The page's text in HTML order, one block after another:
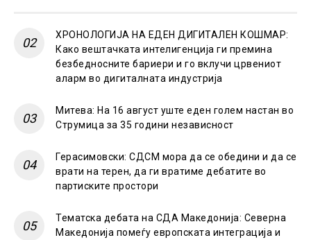
ХРОНОЛОГИЈА НА ЕДЕН ДИГИТАЛЕН КОШМАР:
Како вештачката интелигенција ги премина
безбедносните бариери и го вклучи црвениот
аларм во дигиталната индустрија
Митева: На 16 август уште еден голем настан во
Струмица за 35 години независност
Герасимовски: СДСМ мора да се обедини и да се
врати на терен, да ги вратиме дебатите во
партиските простори
Тематска дебата на СДА Македонија: Северна
Македонија помеѓу европската интеграција и